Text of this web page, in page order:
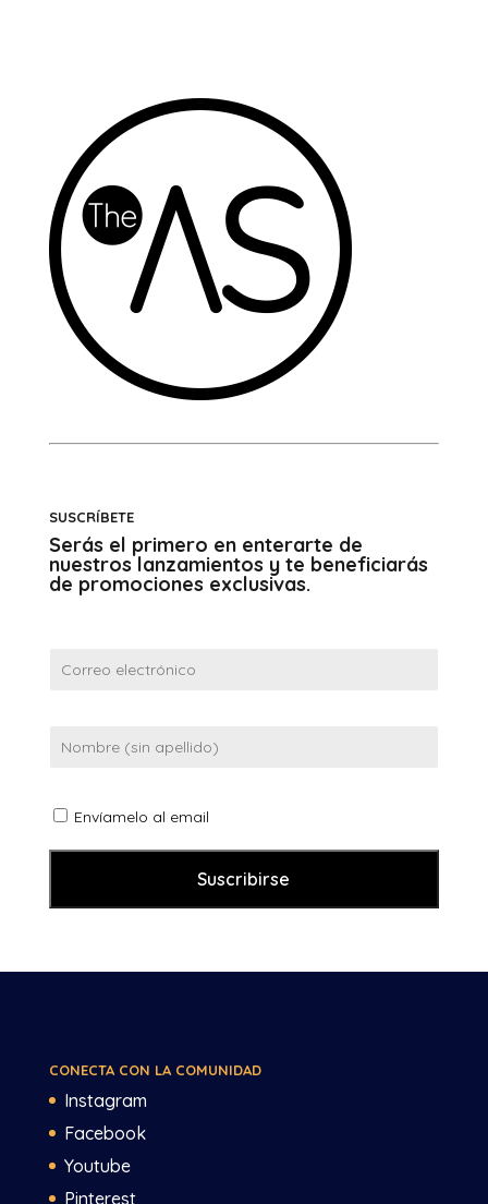
SUSCRÍBETE
Serás el primero en enterarte de
nuestros lanzamientos y te beneficiarás
de promociones exclusivas.
Envíamelo al email
CONECTA CON LA COMUNIDAD
Instagram
Facebook
Youtube
Pinterest